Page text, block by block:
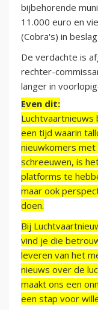
bijbehorende
11.000 euro en
(Cobra's) in
De verdachte is
rechter-
langer in
Even dit:
Luchtvaartnieuws
een tijd waarin
nieuwkomers
schreeuwen, is
platforms te
maar ook
doen.
Bij
vind je die
leveren van het
nieuws over de
maakt ons een
een stap voor